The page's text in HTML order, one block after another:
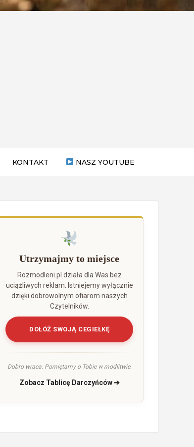
KONTAKT NASZ YOUTUBE
Utrzymajmy to miejsce
Rozmodleni.pl działa dla Was bez
uciążliwych reklam. Istniejemy wyłącznie
dzięki dobrowolnym ofiarom naszych
Czytelników.
DOŁÓŻ SWOJĄ CEGIEŁKĘ
Dobro wraca. Pamiętamy o Tobie w modlitwie.
Zobacz Tablicę Darczyńców ➔